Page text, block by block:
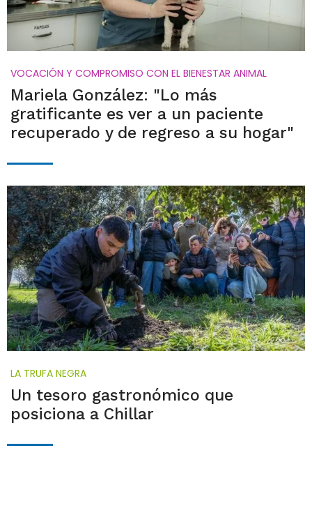
VOCACIÓN Y COMPROMISO CON EL BIENESTAR ANIMAL
Mariela González: "Lo más
gratificante es ver a un paciente
recuperado y de regreso a su hogar"
LA TRUFA NEGRA
Un tesoro gastronómico que
posiciona a Chillar